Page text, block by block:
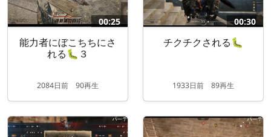
00:25
能力者にぼこちちにさ
れる🐛３
2084日前 90再生
00:30
チクチクされる🐛
1933日前 89再生